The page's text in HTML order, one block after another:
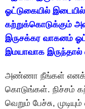
ஓட்டுகையில் இடையில்
கற்றுக்கொடுக்கும்
இருசக்கர வாகனம்
இமயாவாக
அண்ணா நீங்கள்
கொடுங்கள். நிச்சம்
வெறும் பேச்சு,